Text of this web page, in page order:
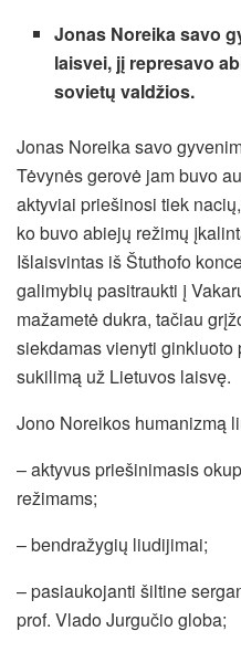
Jonas Noreika savo
laisvei, jį represavo
sovietų valdžios.
Jonas Noreika savo
Tėvynės gerovė jam buvo
aktyviai priešinosi tiek
ko buvo abiejų režimų
Išlaisvintas iš Štuthofo
galimybių pasitraukti į
mažametė dukra, tačiau
siekdamas vienyti
sukilimą už Lietuvos laisvę.
Jono Noreikos humanizmą
– aktyvus priešinimasis
režimams;
– bendražygių liudijimai;
– pasiaukojanti šiltine
prof. Vlado Jurgučio globa;